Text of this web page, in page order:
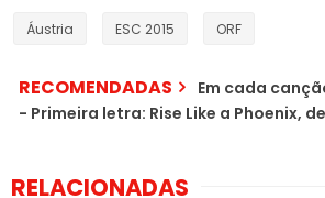
Áustria ESC 2015 ORF
RECOMENDADAS
Em cada
- Primeira letra: Rise Like a Phoenix,
RELACIONADAS